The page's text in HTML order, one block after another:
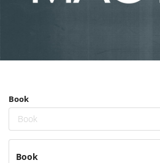
Book
Book
Book